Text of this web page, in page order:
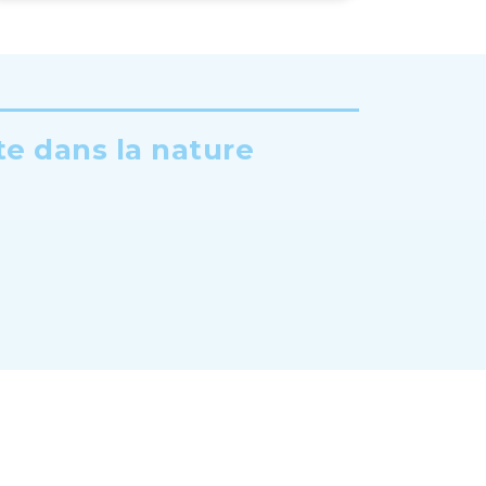
dans la nature